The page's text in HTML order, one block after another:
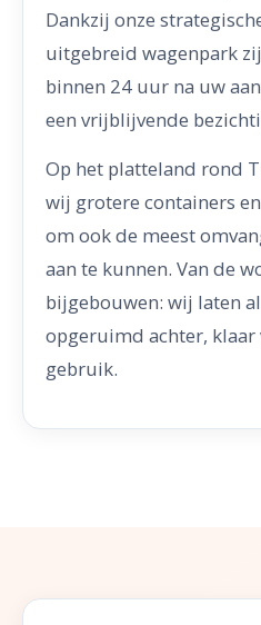
Dankzij onze
uitgebreid wagenpark
binnen 24 uur na uw
een vrijblijvende
Op het platteland rond
wij grotere containers
om ook de meest
aan te kunnen. Van de
bijgebouwen: wij laten
opgeruimd achter, klaar
gebruik.